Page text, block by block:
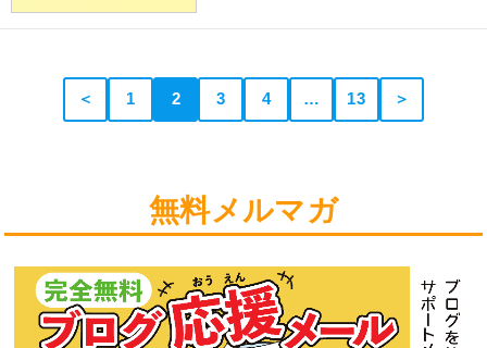
＜ 1 2 3 4 … 13 ＞
無料メルマガ